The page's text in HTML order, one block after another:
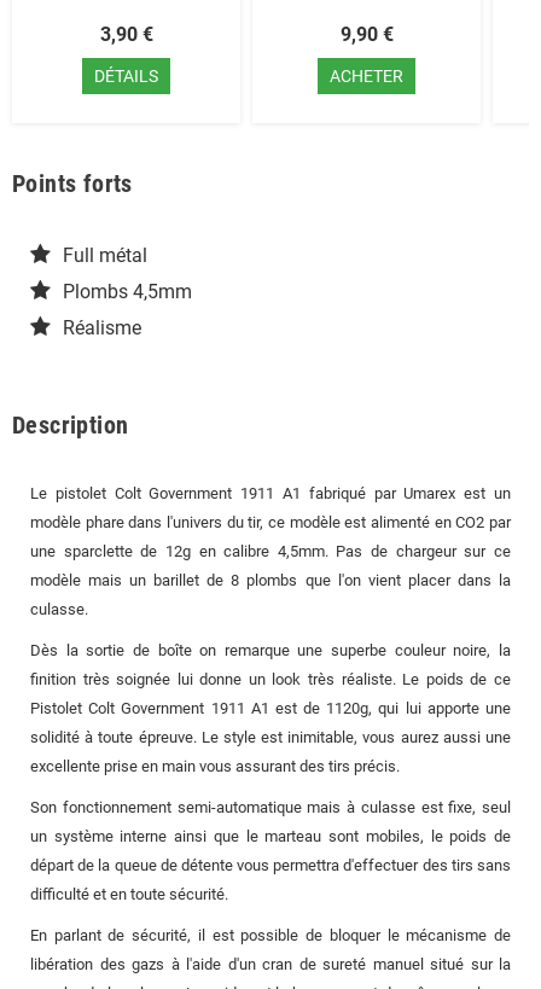
3,90 €
DÉTAILS
9,90 €
ACHETER
Points forts
Full métal
Plombs 4,5mm
Réalisme
Description
Le pistolet Colt Government 1911 A1 fabriqué par Umarex est un
modèle phare dans l'univers du tir, ce modèle est alimenté en CO2 par
une sparclette de 12g en calibre 4,5mm. Pas de chargeur sur ce
modèle mais un barillet de 8 plombs que l'on vient placer dans la
culasse.
Dès la sortie de boîte on remarque une superbe couleur noire, la
finition très soignée lui donne un look très réaliste. Le poids de ce
Pistolet Colt Government 1911 A1 est de 1120g, qui lui apporte une
solidité à toute épreuve. Le style est inimitable, vous aurez aussi une
excellente prise en main vous assurant des tirs précis.
Son fonctionnement semi-automatique mais à culasse est fixe, seul
un système interne ainsi que le marteau sont mobiles, le poids de
départ de la queue de détente vous permettra d'effectuer des tirs sans
difficulté et en toute sécurité.
En parlant de sécurité, il est possible de bloquer le mécanisme de
libération des gazs à l'aide d'un cran de sureté manuel situé sur la